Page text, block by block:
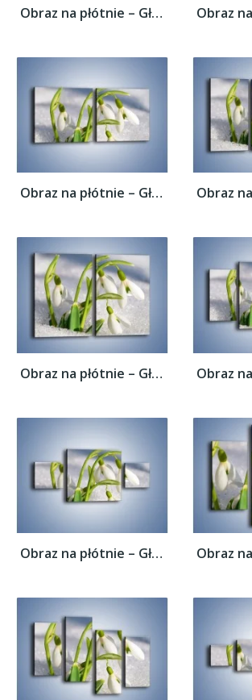
Obraz na płótnie – Głęboko zanurzony...
Obraz na płótnie – Głęboko zanurzony...
Obraz na płótnie – Głęboko zanurzony...
Obraz na płótnie – Głęboko zanurzony...